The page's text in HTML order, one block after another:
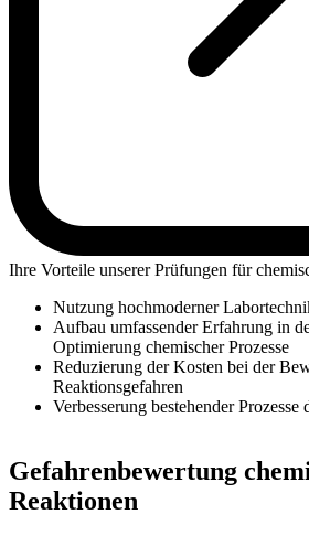
Ihre Vorteile unserer Prüfungen für
Nutzung hochmoderner
Aufbau umfassender Erfahrung in
Optimierung chemischer Prozesse
Reduzierung der Kosten bei der
Reaktionsgefahren
Verbesserung bestehender
Gefahrenbewertung
Reaktionen